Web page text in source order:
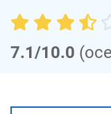
7.1/10.0